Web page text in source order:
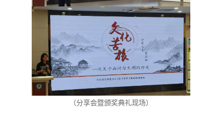
（分享会暨颁奖典礼现场）